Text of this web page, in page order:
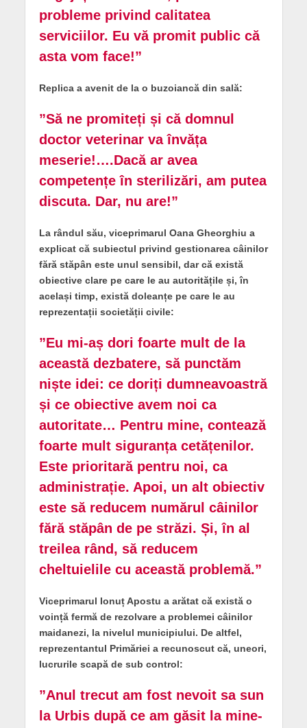
probleme privind calitatea
serviciilor. Eu vă promit public că
asta vom face!”
Replica a avenit de la o buzoiancă din sală:
”Să ne promiteți și că domnul
doctor veterinar va învăța
meserie!….Dacă ar avea
competențe în sterilizări, am putea
discuta. Dar, nu are!”
La rândul său, viceprimarul Oana Gheorghiu a
explicat că subiectul privind gestionarea câinilor
fără stăpân este unul sensibil, dar că există
obiective clare pe care le au autoritățile și, în
același timp, există doleanțe pe care le au
reprezentații societății civile:
”Eu mi-aș dori foarte mult de la
această dezbatere, să punctăm
niște idei: ce doriți dumneavoastră
și ce obiective avem noi ca
autoritate… Pentru mine, contează
foarte mult siguranța cetățenilor.
Este prioritară pentru noi, ca
administrație. Apoi, un alt obiectiv
este să reducem numărul câinilor
fără stăpân de pe străzi. Și, în al
treilea rând, să reducem
cheltuielile cu această problemă.”
Viceprimarul Ionuț Apostu a arătat că există o
voință fermă de rezolvare a problemei câinilor
maidanezi, la nivelul municipiului. De altfel,
reprezentantul Primăriei a recunoscut că, uneori,
lucrurile scapă de sub control:
”Anul trecut am fost nevoit sa sun
la Urbis după ce am găsit la mine-